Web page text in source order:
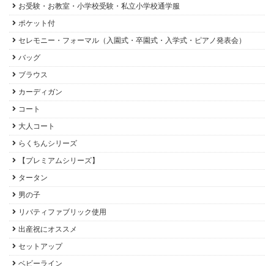
お受験・お教室・小学校受験・私立小学校通学服
ポケット付
セレモニー・フォーマル（入園式・卒園式・入学式・ピアノ発表会）
バッグ
ブラウス
カーディガン
コート
大人コート
らくちんシリーズ
【プレミアムシリーズ】
タータン
男の子
リバティファブリック使用
出産祝にオススメ
セットアップ
ベビーライン